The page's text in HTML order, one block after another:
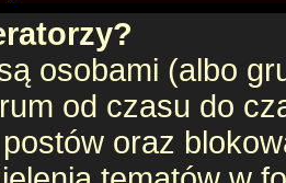
osobami (albo
od czasu do
oraz